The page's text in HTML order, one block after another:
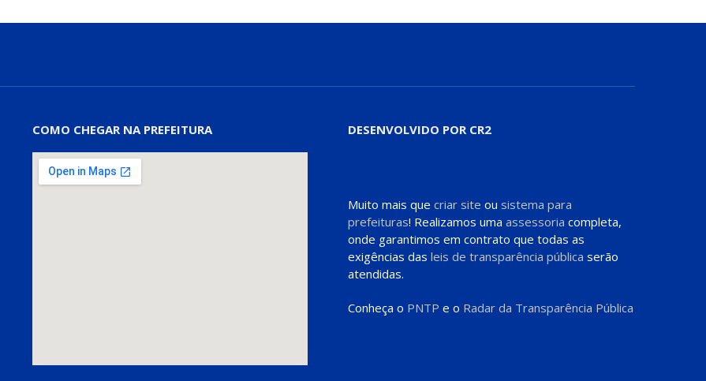
COMO CHEGAR NA PREFEITURA DESENVOLVIDO POR CR2
Muito mais que criar site ou sistema para
prefeituras! Realizamos uma assessoria completa,
onde garantimos em contrato que todas as
exigências das leis de transparência pública serão
atendidas.
Conheça o PNTP e o Radar da Transparência Pública